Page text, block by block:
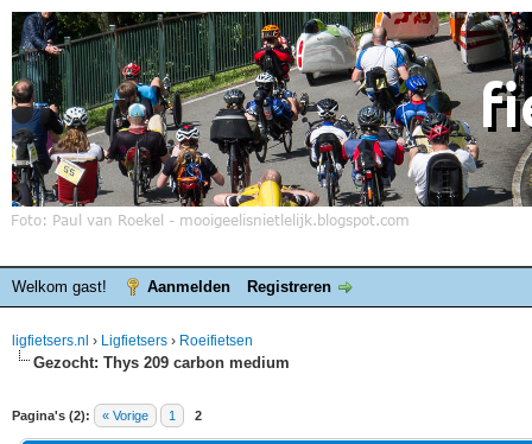
Welkom gast! Aanmelden Registreren
ligfietsers.nl › Ligfietsers › Roeifietsen
Gezocht: Thys 209 carbon medium
Pagina's (2): « Vorige 1 2
waardering is 0